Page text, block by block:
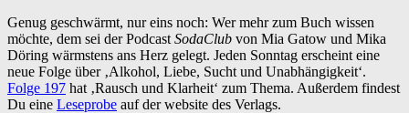
Genug geschwärmt, nur eins noch: Wer mehr zum Buch wissen
möchte, dem sei der Podcast SodaClub von Mia Gatow und Mika
Döring wärmstens ans Herz gelegt. Jeden Sonntag erscheint eine
neue Folge über ‚Alkohol, Liebe, Sucht und Unabhängigkeit‘.
Folge 197 hat ‚Rausch und Klarheit‘ zum Thema. Außerdem findest
Du eine Leseprobe auf der website des Verlags.